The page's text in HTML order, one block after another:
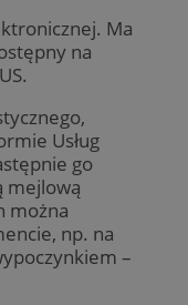
Ma
na
Usług
go
mejlową
można
np. na
–